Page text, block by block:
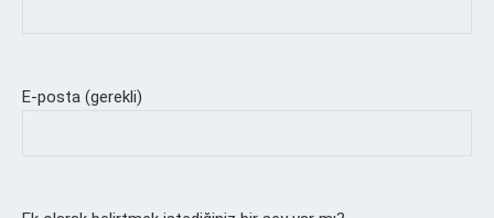
E-posta (gerekli)